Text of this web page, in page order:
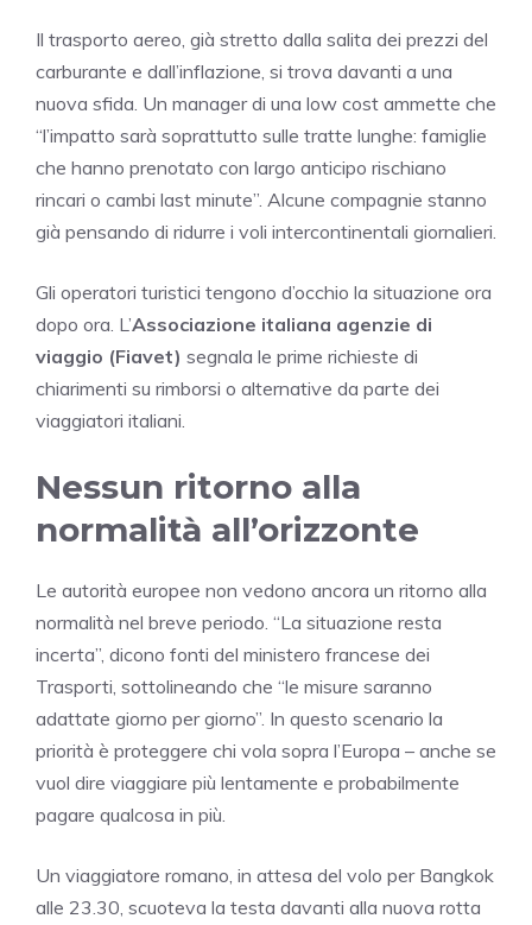
Il trasporto aereo, già stretto dalla salita dei prezzi del
carburante e dall’inflazione, si trova davanti a una
nuova sfida. Un manager di una low cost ammette che
“l’impatto sarà soprattutto sulle tratte lunghe: famiglie
che hanno prenotato con largo anticipo rischiano
rincari o cambi last minute”. Alcune compagnie stanno
già pensando di ridurre i voli intercontinentali giornalieri.
Gli operatori turistici tengono d’occhio la situazione ora
dopo ora. L’Associazione italiana agenzie di
viaggio (Fiavet) segnala le prime richieste di
chiarimenti su rimborsi o alternative da parte dei
viaggiatori italiani.
Nessun ritorno alla
normalità all’orizzonte
Le autorità europee non vedono ancora un ritorno alla
normalità nel breve periodo. “La situazione resta
incerta”, dicono fonti del ministero francese dei
Trasporti, sottolineando che “le misure saranno
adattate giorno per giorno”. In questo scenario la
priorità è proteggere chi vola sopra l’Europa – anche se
vuol dire viaggiare più lentamente e probabilmente
pagare qualcosa in più.
Un viaggiatore romano, in attesa del volo per Bangkok
alle 23.30, scuoteva la testa davanti alla nuova rotta